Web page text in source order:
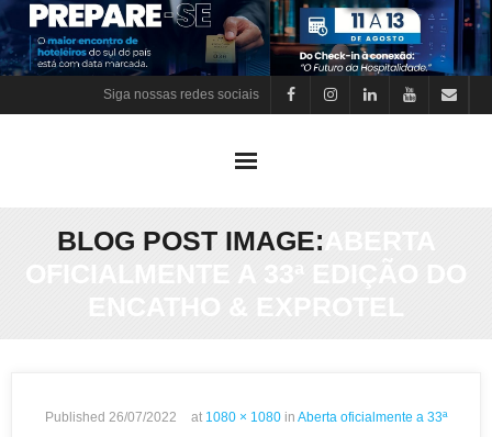
Skip
to
content
Siga nossas redes sociais
BLOG POST IMAGE: ABERTA
OFICIALMENTE A 33ª EDIÇÃO DO
ENCATHO & EXPROTEL
Published 26/07/2022 at 1080 × 1080 in Aberta oficialmente a 33ª